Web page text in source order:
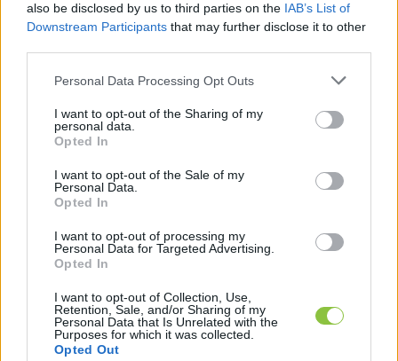
also be disclosed by us to third parties on the IAB’s List of
Downstream Participants that may further disclose it to other
Please note that this website/app uses one or more Google
not limited to your visit or usage behaviour. You may click to
grant or deny consent to Google and its third-party tags to
use your data for below specified purposes in below Google
consent section.
Personal Data Processing Opt Outs
I want to opt-out of the Sharing of my
personal data.
Opted In
I want to opt-out of the Sale of my
Personal Data.
Opted In
I want to opt-out of processing my
Personal Data for Targeted Advertising.
Opted In
I want to opt-out of Collection, Use,
Retention, Sale, and/or Sharing of my
Personal Data that Is Unrelated with the
Purposes for which it was collected.
Opted Out
KECSKEMÉTEN
„Hol a pénz, tanácselnök asszony?” –